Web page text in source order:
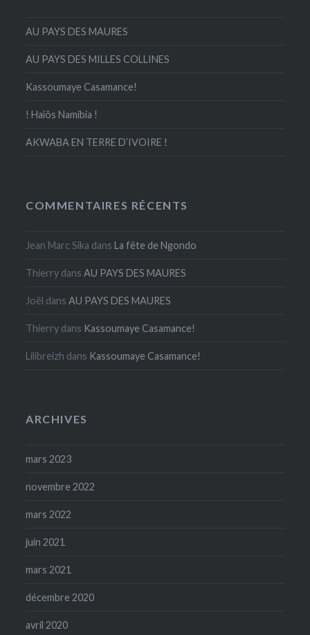
AU PAYS DES MAURES
AU PAYS DES MILLES COLLINES
Kassoumaye Casamance!
! Haiôs Namibia !
AKWABA EN TERRE D’IVOIRE !
COMMENTAIRES RÉCENTS
Jean Marc Sika dansLa fête de Ngondo
Thierry dansAU PAYS DES MAURES
Joël dansAU PAYS DES MAURES
Thierry dans Kassoumaye Casamance!
Lilibreizh dans Kassoumaye Casamance!
ARCHIVES
mars 2023
novembre 2022
mars 2022
juin 2021
mars 2021
décembre 2020
avril 2020